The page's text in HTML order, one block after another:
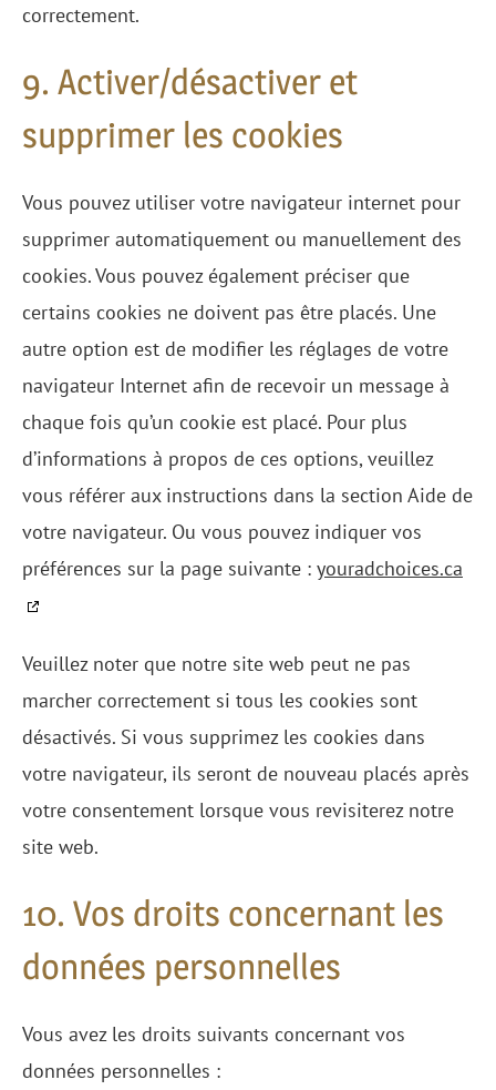
correctement.
9. Activer/désactiver et
supprimer les cookies
Vous pouvez utiliser votre navigateur internet pour
supprimer automatiquement ou manuellement des
cookies. Vous pouvez également préciser que
certains cookies ne doivent pas être placés. Une
autre option est de modifier les réglages de votre
navigateur Internet afin de recevoir un message à
chaque fois qu’un cookie est placé. Pour plus
d’informations à propos de ces options, veuillez
vous référer aux instructions dans la section Aide de
votre navigateur. Ou vous pouvez indiquer vos
préférences sur la page suivante : youradchoices.ca
Veuillez noter que notre site web peut ne pas
marcher correctement si tous les cookies sont
désactivés. Si vous supprimez les cookies dans
votre navigateur, ils seront de nouveau placés après
votre consentement lorsque vous revisiterez notre
site web.
10. Vos droits concernant les
données personnelles
Vous avez les droits suivants concernant vos
données personnelles :